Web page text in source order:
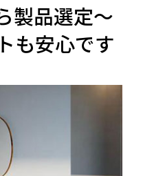
製品選定〜
も安心です